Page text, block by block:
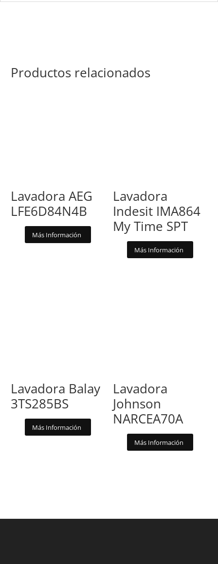
Productos relacionados
Lavadora AEG
LFE6D84N4B
Más Información
Lavadora
Indesit IMA864
My Time SPT
Más Información
Lavadora Balay
3TS285BS
Más Información
Lavadora
Johnson
NARCEA70A
Más Información